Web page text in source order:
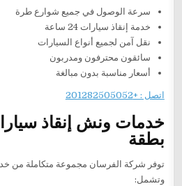
سرعة الوصول في جميع شوارع طرة
خدمة إنقاذ سيارات 24 ساعة
نقل آمن لجميع أنواع السيارات
سائقون محترفون ومدربون
أسعار مناسبة بدون مبالغة
اتصل : +201282505052
خدمات ونش إنقاذ
بطقة
توفر شركة الفرسان مجموعة متكاملة من
وتشمل: